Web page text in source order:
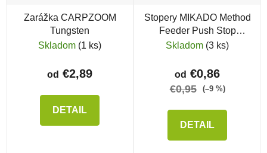
Zarážka CARPZOOM
Tungsten
Skladom (1 ks)
od €2,89
DETAIL
Stopery MIKADO Method
Feeder Push Stop
Stoppers
Skladom (3 ks)
od €0,86
€0,95 (–9 %)
DETAIL